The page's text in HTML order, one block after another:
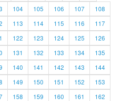
104 105 106 107
108
113 114 115 116
117
122 123 124 125
126
131 132 133 134
135
140 141 142 143
144
149 150 151 152
153
158 159 160 161
162